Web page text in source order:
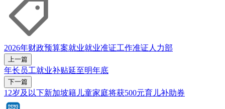
2026年财政预算案就业就业准证工作准证 人力部
上一篇
年长员工就业补贴延至明年底
下一篇
12岁及以下新加坡籍儿童家庭将获500元育儿补助券